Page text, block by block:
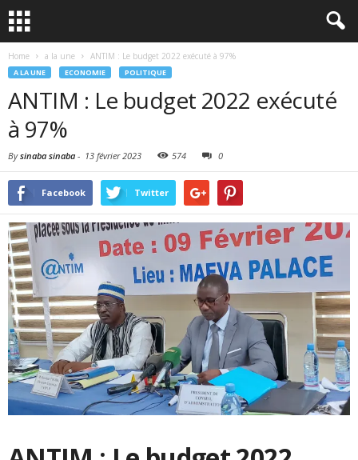
Home a la une ANTIM : Le budget 2022 exécuté à 97%
A LA UNE ECONOMIE POLITIQUE
ANTIM : Le budget 2022 exécuté
à 97%
Bysinaba sinaba - 13 février 2023 574 0
Facebook Twitter